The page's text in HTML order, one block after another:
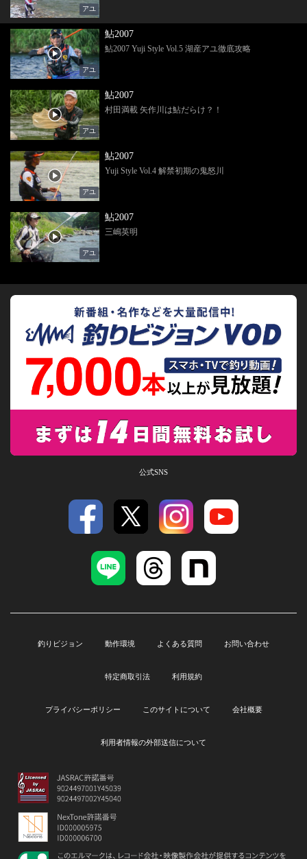
アユ
アユ
鮎2007
鮎2007 Yuji Style Vol.5 湖産アユ徹底攻略
アユ
鮎2007
村田満載 矢作川は鮎だらけ？！
アユ
鮎2007
Yuji Style Vol.4 解禁初期の鬼怒川
アユ
鮎2007
三嶋英明
公式SNS
釣りビジョン 動作環境 よくある質問 お問い合わせ
特定商取引法 利用規約
プライバシーポリシー このサイトについて 会社概要
利用者情報の外部送信について